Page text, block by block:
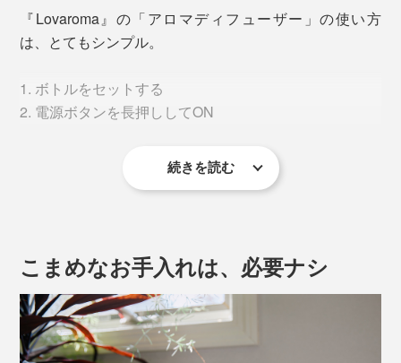
『Lovaroma』の「アロマディフューザー」の使い方
は、とてもシンプル。
1. ボトルをセットする
2. 電源ボタンを長押ししてON
3. 電源ボタンを短押ししてモードを選択
手持ちのアロマオイルのボトルが10mlであれば、そのま
まセット可能。サイズが合わない場合は、内蔵された
10mlの空ボトルに、中身を入れ替えて使用します。
続きを読む
こまめなお手入れは、必要ナシ